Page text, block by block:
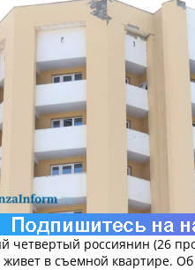
четвертый россиянин (26
живет в съемной квартире. Об